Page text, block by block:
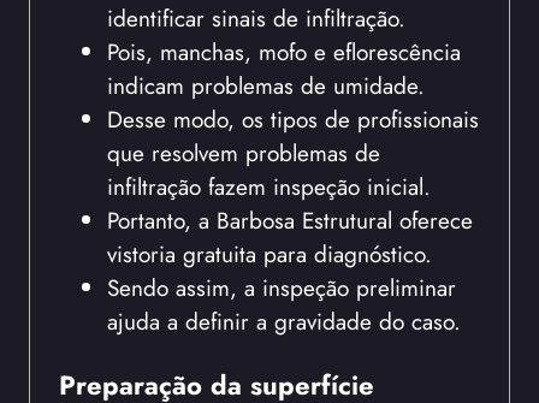
identificar sinais de infiltração.
Pois, manchas, mofo e eflorescência
indicam problemas de umidade.
Desse modo, os tipos de profissionais
que resolvem problemas de
infiltração fazem inspeção inicial.
Portanto, a Barbosa Estrutural oferece
vistoria gratuita para diagnóstico.
Sendo assim, a inspeção preliminar
ajuda a definir a gravidade do caso.
Preparação da superfície